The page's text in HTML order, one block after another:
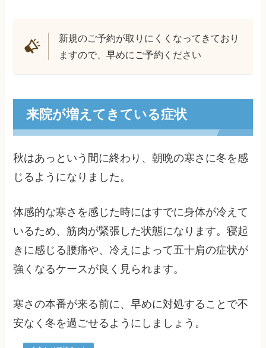
新規のご予約が取りにくくなってきており
ますので、早めにご予約ください
来院が増えてきている症状
秋はあっという間に終わり、朝晩の寒さに冬を感
じるようになりました。
体感的な寒さを感じた時にはすでに身体が冷えて
いるため、筋肉が緊張した状態になります。寝起
きに感じる腰痛や、冷えによって五十肩の症状が
強くなるケースが良く見られます。
寒さの本番が来る前に、早めに対処することで不
安なく冬を過ごせるようにしましょう。